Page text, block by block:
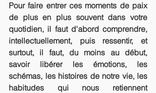
Pour faire entrer ces moments de paix
de plus en plus souvent dans votre
quotidien, il faut d'abord comprendre,
intellectuellement, puis ressentir, et
surtout, il faut, du moins au début,
savoir libérer les émotions, les
schémas, les histoires de notre vie, les
habitudes qui nous retiennent